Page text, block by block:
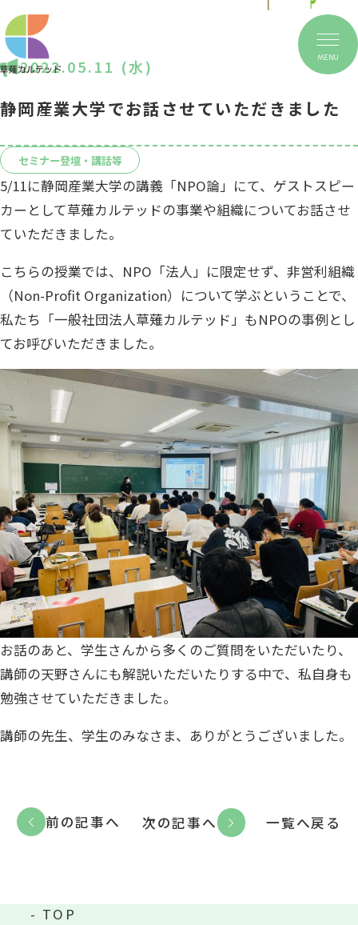
MENU
2022.05.11 (水)
静岡産業大学でお話させていただきました
セミナー登壇・講話等
5/11に静岡産業大学の講義「NPO論」にて、ゲストスピー
カーとして草薙カルテッドの事業や組織についてお話させ
ていただきました。
こちらの授業では、NPO「法人」に限定せず、非営利組織
（Non-Profit Organization）について学ぶということで、
私たち「一般社団法人草薙カルテッド」もNPOの事例とし
てお呼びいただきました。
お話のあと、学生さんから多くのご質問をいただいたり、
講師の天野さんにも解説いただいたりする中で、私自身も
勉強させていただきました。
講師の先生、学生のみなさま、ありがとうございました。
前の記事へ 一覧へ戻る
次の記事へ
TOP